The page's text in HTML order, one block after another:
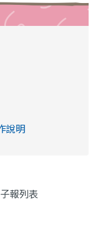
Shorts/
說明
報列表